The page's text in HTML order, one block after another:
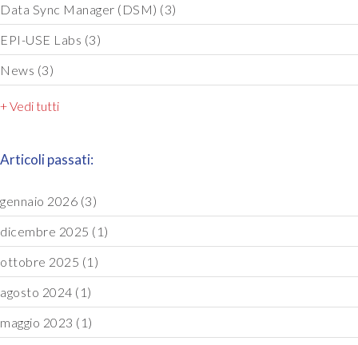
Data Sync Manager (DSM) (3)
EPI-USE Labs (3)
News (3)
+ Vedi tutti
Articoli passati:
gennaio 2026 (3)
dicembre 2025 (1)
ottobre 2025 (1)
agosto 2024 (1)
maggio 2023 (1)